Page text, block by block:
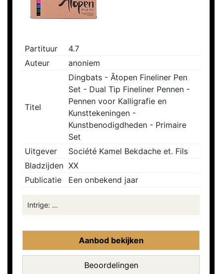
Partituur
4.7
Auteur
anoniem
Titel
Dingbats - Ātopen Fineliner Pen
Set - Dual Tip Fineliner Pennen -
Pennen voor Kalligrafie en
Kunsttekeningen -
Kunstbenodigdheden - Primaire
Set
Uitgever
Société Kamel Bekdache et. Fils
Bladzijden XX
Publicatie
Een onbekend jaar
Intrige: ...
Aanbod bekijken
Beoordelingen